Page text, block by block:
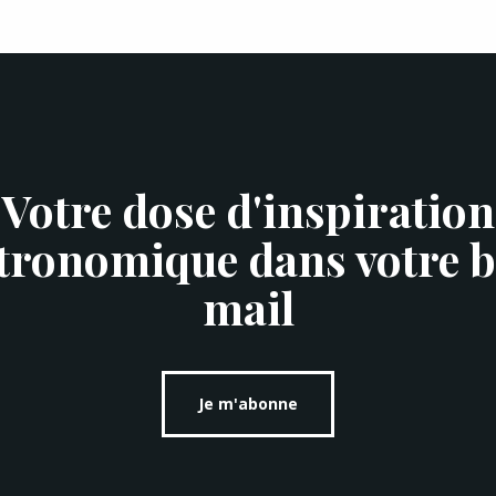
Votre dose d'inspiration
dans votre
mail
Je m'abonne